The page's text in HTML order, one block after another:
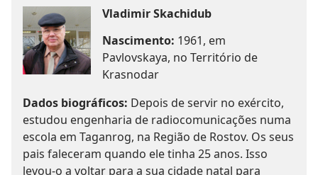
Vladimir Skachidub
Nascimento: 1961, em
Pavlovskaya, no Território de
Krasnodar
Dados biográficos: Depois de servir no exército,
estudou engenharia de radiocomunicações numa
escola em Taganrog, na Região de Rostov. Os seus
pais faleceram quando ele tinha 25 anos. Isso
levou-o a voltar para a sua cidade natal para